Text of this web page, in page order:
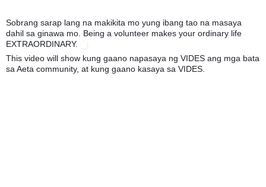
Sobrang sarap lang na makikita mo yung ibang tao na masaya
dahil sa ginawa mo. Being a volunteer makes your ordinary life
EXTRAORDINARY.
This video will show kung gaano napasaya ng VIDES ang mga bata
sa Aeta community, at kung gaano kasaya sa VIDES.